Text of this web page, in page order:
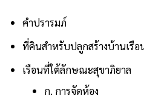
คำปรารมภ์
ที่คินสำหรับปลูกสร้างบ้านเรือ
เรือนที่ใต้ลักษณะสุขาภิยาล
ก. การจัดห้อง